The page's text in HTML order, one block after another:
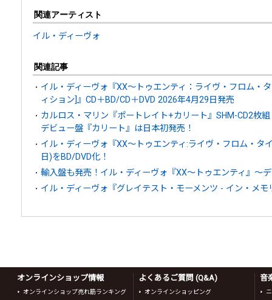
関連アーティスト
イル・ディーヴォ
関連記事
イル・ディーヴォ『XX～トゥエンティ：ライヴ・フロム・
ィション]』CD＋BD/CD＋DVD 2026年4月29日発売
カルロス・マリン『ポートレイト+カリート』SHM-CD2枚
デビュー盤『カリート』は日本初発売！
イル・ディーヴォ『XX～トゥエンティ:ライヴ・フロム・タ
日)をBD/DVD化！
輸入盤も発売！イル・ディーヴォ『XX～トゥエンティ』～
イル・ディーヴォ『グレイテスト・モーメンツ - イン・メ
オンラインショップ情報
オンラインショップ売れ筋ランキング
よくあるご質問 (Q&A)
オンラインショッピング
音